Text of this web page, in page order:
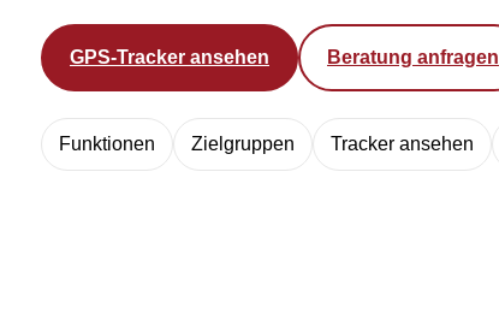
GPS-Tracker ansehen Beratung anfragen
Funktionen Zielgruppen Tracker ansehen